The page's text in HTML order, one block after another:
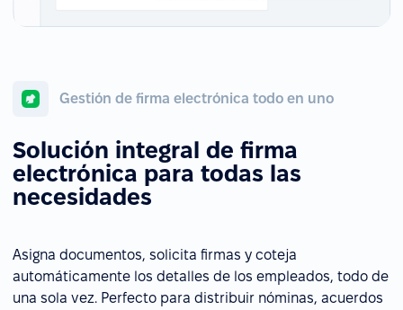
Gestión de firma electrónica todo en uno
Solución integral de firma
electrónica para todas las
necesidades
Asigna documentos, solicita firmas y coteja
automáticamente los detalles de los empleados, todo de
una sola vez. Perfecto para distribuir nóminas, acuerdos